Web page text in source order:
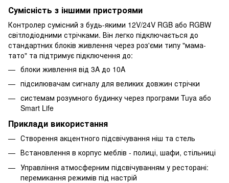
Сумісність з іншими пристроями
Контролер сумісний з будь-якими 12V/24V RGB або RGBW
світлодіодними стрічками. Він легко підключається до
стандартних блоків живлення через роз'єми типу "мама-
тато" та підтримує підключення до:
блоки живлення від 3A до 10A
підсилювачам сигналу для великих довжин стрічки
системам розумного будинку через програми Tuya або
Smart Life
Приклади використання
Створення акцентного підсвічування ніш та стель
Встановлення в корпус меблів - полиці, шафи, стільниці
Управління атмосферним підсвічуванням у ресторані:
перемикання режимів під настрій